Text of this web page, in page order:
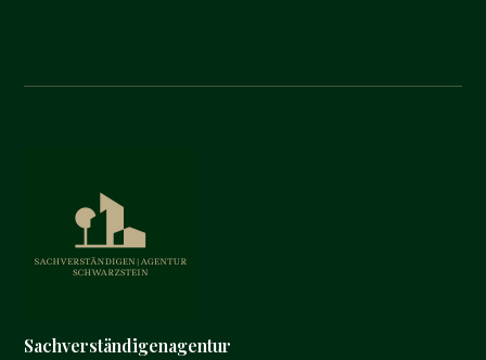
Sachverständigenagentur